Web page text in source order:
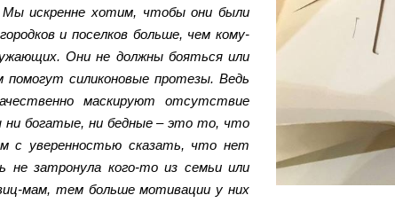
Мы искренне хотим, чтобы они были
и поселков больше, чем кому-
Они не должны бояться или
силиконовые протезы. Ведь
маскируют отсутствие
ни богатые, ни бедные – это то, что
с уверенностью сказать, что нет
не затронула кого-то из семьи или
мам, тем больше мотивации у них